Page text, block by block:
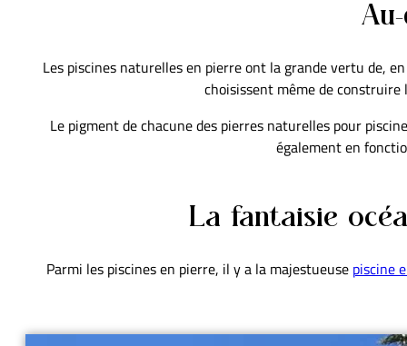
Les piscines naturelles en pierre ont la grande vertu de,
choisissent même de
Le pigment de chacune des pierres naturelles pour
également en
La fantaisie
Parmi les piscines en pierre, il y a la majestueuse piscine